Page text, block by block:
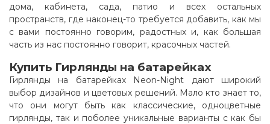
дома, кабинета, сада, патио и всех остальных
пространств, где наконец-то требуется добавить, как мы
с вами постоянно говорим, радостных и, как большая
часть из нас постоянно говорит, красочных частей.
Купить Гирлянды на батарейках
Гирлянды на батарейках Neon-Night дают широкий
выбор дизайнов и цветовых решений. Мало кто знает то,
что они могут быть как классические, одноцветные
гирлянды, так и поболее уникальные варианты с как бы